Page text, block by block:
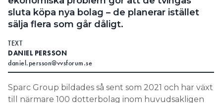
sluta köpa nya bolag – de planerar istället
sälja flera som går dåligt.
TEXT
DANIEL PERSSON
daniel.persson@vvsforum.se
Sparc Group bildades så sent som 2021 och har växt
till närmare 100 dotterbolag inom huvudsakligen